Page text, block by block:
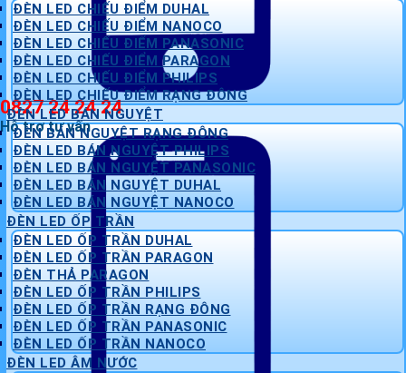
0827 24 24 24
Hỗ trợ tư vấn
ĐÈN LED CHIẾU ĐIỂM DUHAL
ĐÈN LED CHIẾU ĐIỂM NANOCO
ĐÈN LED CHIẾU ĐIỂM PANASONIC
ĐÈN LED CHIẾU ĐIỂM PARAGON
ĐÈN LED CHIẾU ĐIỂM PHILIPS
ĐÈN LED CHIẾU ĐIỂM RẠNG ĐÔNG
ĐÈN LED BÁN NGUYỆT
ĐÈN BÁN NGUYỆT RẠNG ĐÔNG
ĐÈN LED BÁN NGUYỆT PHILIPS
ĐÈN LED BÁN NGUYỆT PANASONIC
ĐÈN LED BÁN NGUYỆT DUHAL
ĐÈN LED BÁN NGUYỆT NANOCO
ĐÈN LED ỐP TRẦN
ĐÈN LED ỐP TRẦN DUHAL
ĐÈN LED ỐP TRẦN PARAGON
ĐÈN THẢ PARAGON
ĐÈN LED ỐP TRẦN PHILIPS
ĐÈN LED ỐP TRẦN RẠNG ĐÔNG
ĐÈN LED ỐP TRẦN PANASONIC
ĐÈN LED ỐP TRẦN NANOCO
ĐÈN LED ÂM NƯỚC